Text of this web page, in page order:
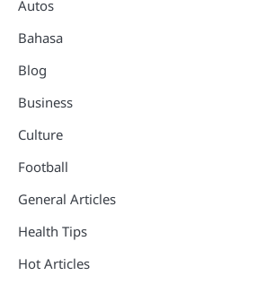
Autos
Bahasa
Blog
Business
Culture
Football
General Articles
Health Tips
Hot Articles